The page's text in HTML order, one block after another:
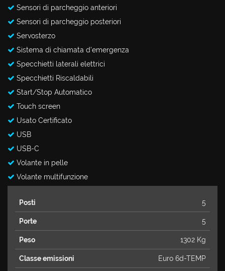
Sensori di parcheggio anteriori
Sensori di parcheggio posteriori
Servosterzo
Sistema di chiamata d'emergenza
Specchietti laterali elettrici
Specchietti Riscaldabili
Start/Stop Automatico
Touch screen
Usato Certificato
USB
USB-C
Volante in pelle
Volante multifunzione
Posti 5
Porte 5
Peso 1302 Kg
Classe emissioni Euro 6d-TEMP